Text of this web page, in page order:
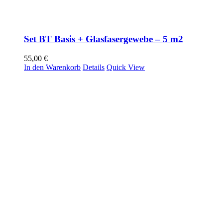
Set BT Basis + Glasfasergewebe – 5 m2
55,00 €
In den Warenkorb Details Quick View